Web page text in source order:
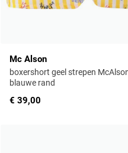
Mc Alson
boxershort geel strepen
blauwe rand
€ 39,00